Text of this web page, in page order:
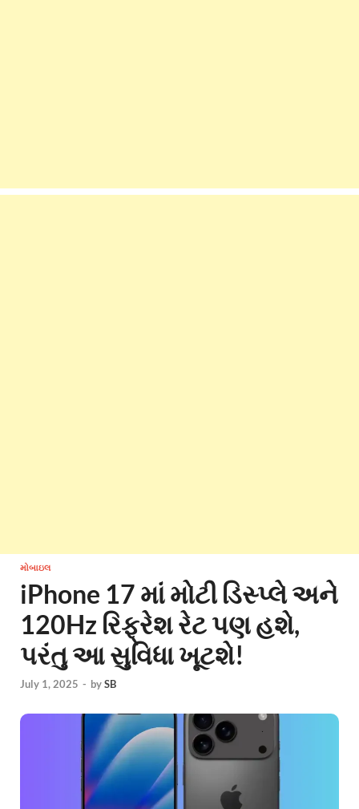
મોબાઇલ
iPhone 17 માં મોટી ડિસ્પ્લે અને
120Hz રિફ્રેશ રેટ પણ હશે,
પરંતુ આ સુવિધા ખૂટશે!
July 1, 2025 - bySB